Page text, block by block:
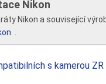
Nikon
Nikon a související
s kamerou ZR